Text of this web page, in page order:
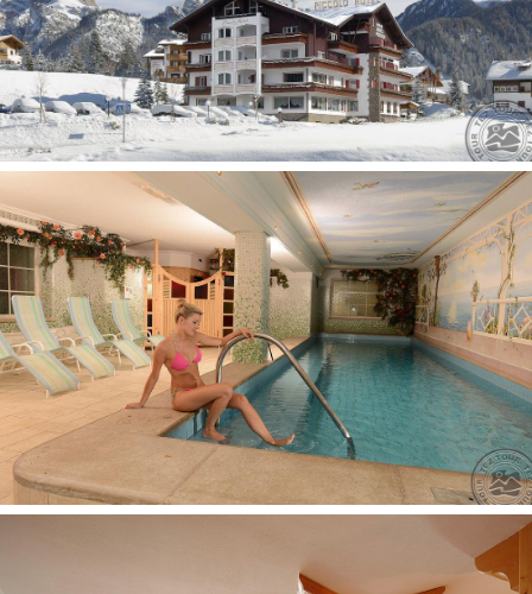
pietus arba šiaurę, balkonas).
Galima atsiskaityti kortelėmis:Visa, Mastercard
Apgyvendinimas su gyvūnais:neįmanomas
Adresas: Rainel Str. 51, I-39048 Selva
Pramogos ir sportas
pirtis nemokamai
sauna nemokamai (suomiška)
sūkurinė vonia nemokamai
soliariumas už papildomą mokestį
Viešbučio teritorijoje
liftas
restoranai: 1
slidžių/batų saugojimo kambarys
garažas už papildomą mokestį
belaidis internetas nemokamai
registratūra (07:30-23:00)
barai: 1
uždari baseinai: 1 (šildomas, nemokamai)